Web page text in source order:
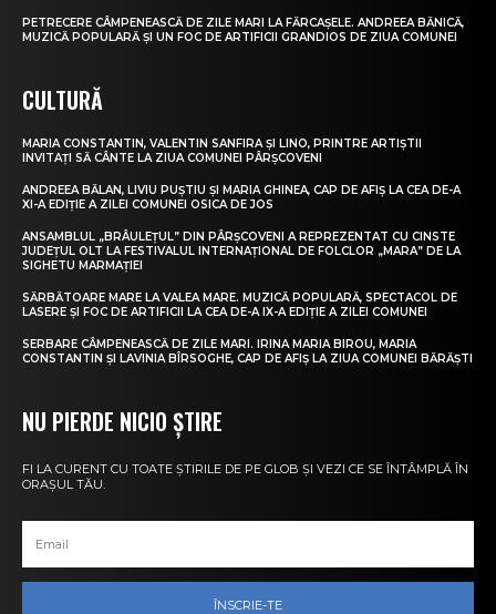
PETRECERE CÂMPENEASCĂ DE ZILE MARI LA FĂRCAȘELE. ANDREEA BĂNICĂ,
MUZICĂ POPULARĂ ȘI UN FOC DE ARTIFICII GRANDIOS DE ZIUA COMUNEI
CULTURĂ
MARIA CONSTANTIN, VALENTIN SANFIRA ȘI LINO, PRINTRE ARTIȘTII
INVITAȚI SĂ CÂNTE LA ZIUA COMUNEI PÂRȘCOVENI
ANDREEA BĂLAN, LIVIU PUȘTIU ȘI MARIA GHINEA, CAP DE AFIȘ LA CEA DE-A
XI-A EDIȚIE A ZILEI COMUNEI OSICA DE JOS
ANSAMBLUL „BRÂULEȚUL” DIN PÂRȘCOVENI A REPREZENTAT CU CINSTE
JUDEȚUL OLT LA FESTIVALUL INTERNAȚIONAL DE FOLCLOR „MARA” DE LA
SIGHETU MARMAȚIEI
SĂRBĂTOARE MARE LA VALEA MARE. MUZICĂ POPULARĂ, SPECTACOL DE
LASERE ȘI FOC DE ARTIFICII LA CEA DE-A IX-A EDIȚIE A ZILEI COMUNEI
SERBARE CÂMPENEASCĂ DE ZILE MARI. IRINA MARIA BIROU, MARIA
CONSTANTIN ȘI LAVINIA BÎRSOGHE, CAP DE AFIȘ LA ZIUA COMUNEI BĂRĂȘTI
NU PIERDE NICIO ȘTIRE
FI LA CURENT CU TOATE ȘTIRILE DE PE GLOB ȘI VEZI CE SE ÎNTÂMPLĂ ÎN
ORAȘUL TĂU.
ÎNSCRIE-TE